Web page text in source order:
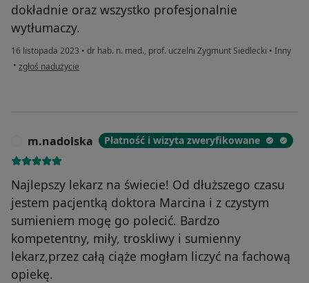
dokładnie oraz wszystko profesjonalnie
wytłumaczy.
16 listopada 2023 • dr hab. n. med., prof. uczelni Zygmunt Siedlecki • Inny
• w opinii użytkownika Sandra N.
zgłoś nadużycie
m.nadolska Płatność i wizyta zweryfikowane
Najlepszy lekarz na świecie! Od dłuższego czasu
jestem pacjentką doktora Marcina i z czystym
sumieniem mogę go polecić. Bardzo
kompetentny, miły, troskliwy i sumienny
lekarz,przez całą ciąże mogłam liczyć na fachową
opiekę.